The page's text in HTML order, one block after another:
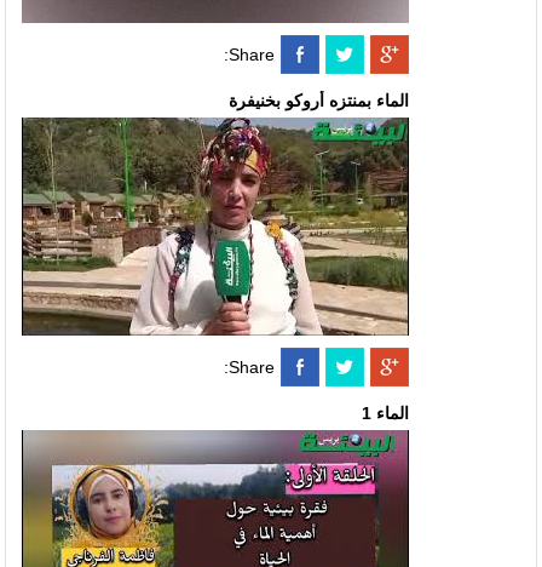
Share:
الماء بمنتزه أروكو بخنيفرة
Share:
الماء 1